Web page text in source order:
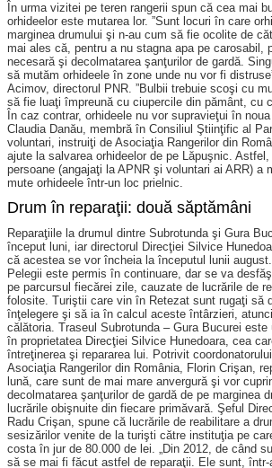
În urma vizitei pe teren rangerii spun că cea mai
orhideelor este mutarea lor. ”Sunt locuri în care
marginea drumului şi n-au cum să fie ocolite de
mai ales că, pentru a nu stagna apa pe carosabil,
necesară şi decolmatarea şanţurilor de gardă.
să mutăm orhideele în zone unde nu vor fi
Acimov, directorul PNR. ”Bulbii trebuie scoşi cu
să fie luaţi împreună cu ciupercile din pământ, cu
În caz contrar, orhideele nu vor supravieţui în
Claudia Danău, membră în Consiliul Ştiinţific al
voluntari, instruiţi de Asociaţia Rangerilor din
ajute la salvarea orhideelor de pe Lăpuşnic.
persoane (angajaţi la APNR şi voluntari ai ARR) a
mute orhideele într-un loc prielnic.
Drum în reparaţii: două săptămâni
Reparaţiile la drumul dintre Subrotunda şi Gura
început luni, iar directorul Direcţiei Silvice
că acestea se vor încheia la începutul lunii
Pelegii este permis în continuare, dar se va
pe parcursul fiecărei zile, cauzate de lucrările de
folosite. Turiştii care vin în Retezat sunt rugaţi să
înţelegere şi să ia în calcul aceste întârzieri,
călătoria. Traseul Subrotunda – Gura Bucurei
în proprietatea Direcţiei Silvice Hunedoara, cea
întreţinerea şi repararea lui. Potrivit
Asociaţia Rangerilor din România, Florin Crişan,
lună, care sunt de mai mare anvergură şi vor
decolmatarea şanţurilor de gardă de pe marginea
lucrările obişnuite din fiecare primăvară. Şeful
Radu Crişan, spune că lucrările de reabilitare a
sesizărilor venite de la turişti către instituţia pe
costa în jur de 80.000 de lei. „Din 2012, de când
să se mai fi făcut astfel de reparaţii. Ele sunt, într-